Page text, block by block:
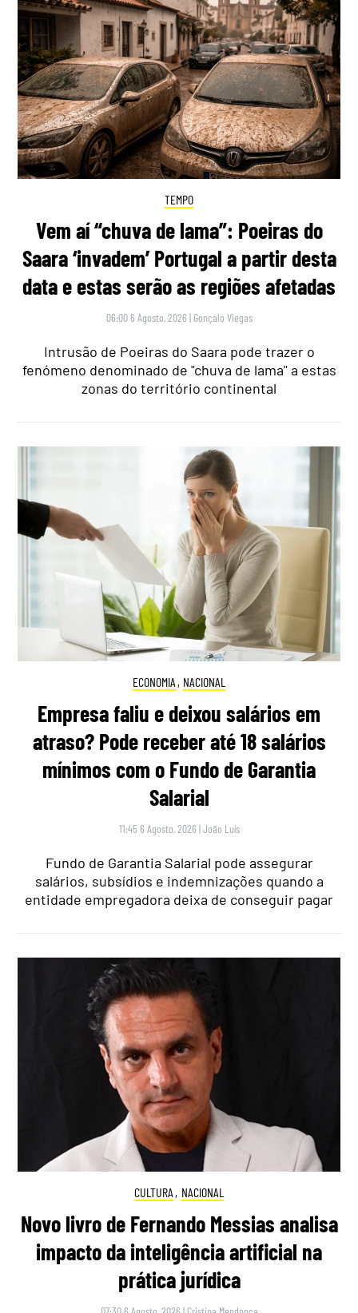
TEMPO
Vem aí “chuva de lama”: Poeiras do
Saara ‘invadem’ Portugal a partir desta
data e estas serão as regiões afetadas
06:00 6 Agosto, 2026 | Gonçalo Viegas
Intrusão de Poeiras do Saara pode trazer o
fenómeno denominado de "chuva de lama" a estas
zonas do território continental
ECONOMIA , NACIONAL
Empresa faliu e deixou salários em
atraso? Pode receber até 18 salários
mínimos com o Fundo de Garantia
Salarial
11:45 6 Agosto, 2026 |João Luís
Fundo de Garantia Salarial pode assegurar
salários, subsídios e indemnizações quando a
entidade empregadora deixa de conseguir pagar
CULTURA , NACIONAL
Novo livro de Fernando Messias analisa
impacto da inteligência artificial na
prática jurídica